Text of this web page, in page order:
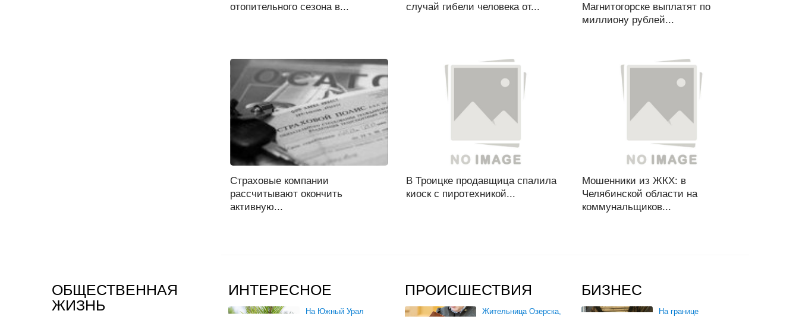
отопительного сезона в...
случай гибели человека от...
Магнитогорске выплатят по
миллиону рублей...
Страховые компании
рассчитывают окончить
активную...
В Троицке продавщица спалила
киоск с пиротехникой...
Мошенники из ЖКХ: в
Челябинской области на
коммунальщиков...
ОБЩЕСТВЕННАЯ
ЖИЗНЬ
ИНТЕРЕСНОЕ
На Южный Урал
ПРОИСШЕСТВИЯ
Жительница Озерска,
БИЗНЕС
На границе